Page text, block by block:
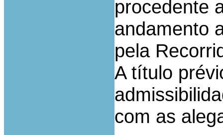
procedente
andamento
pela
A título
com as